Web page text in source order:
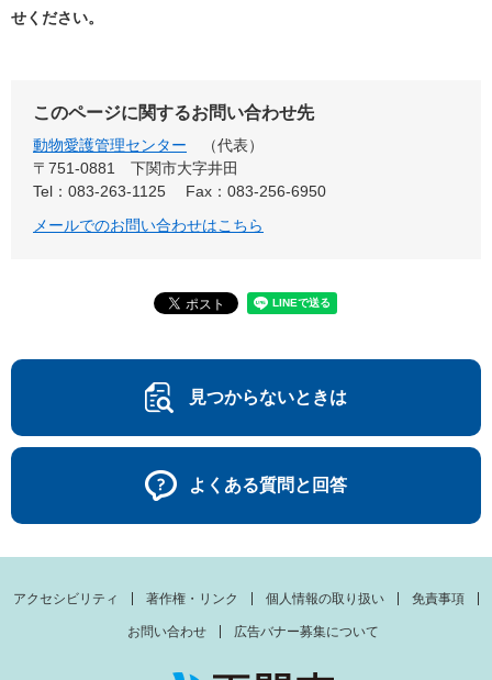
せください。
このページに関するお問い合わせ先
動物愛護管理センター
代表
〒751-0881
下関市大字井田
Tel：083-263-1125
Fax：083-256-6950
メールでのお問い合わせはこちら
見つからないときは
よくある質問と回答
アクセシビリティ 著作権・リンク 個人情報の取り扱い 免責事項
お問い合わせ 広告バナー募集について